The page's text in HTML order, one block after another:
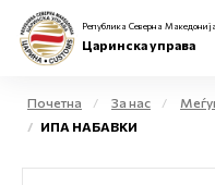
Република Северна Македонија
Царинска управа
Почетна За нас
ИПА НАБАВКИ